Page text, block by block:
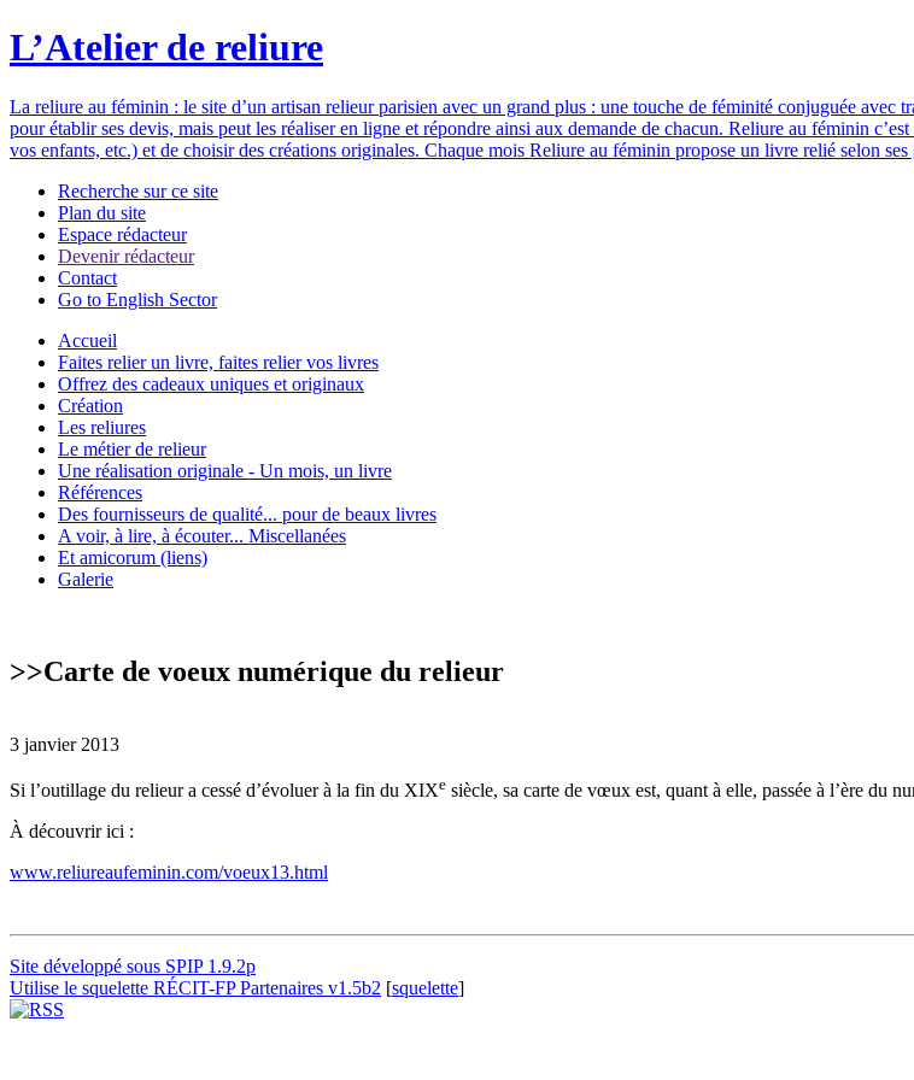
L’Atelier de reliure
La reliure au féminin : le site d’un artisan relieur parisien avec un grand plus : une touche de féminité conjuguée
pour établir ses devis, mais peut les réaliser en ligne et répondre ainsi aux demande de chacun. Reliure au féminin
vos enfants, etc.) et de choisir des créations originales. Chaque mois Reliure au féminin propose un livre relié selon ses
Recherche sur ce site
Plan du site
Espace rédacteur
Devenir rédacteur
Contact
Go to English Sector
Accueil
Faites relier un livre, faites relier vos livres
Offrez des cadeaux uniques et originaux
Création
Les reliures
Le métier de relieur
Une réalisation originale - Un mois, un livre
Références
Des fournisseurs de qualité... pour de beaux livres
A voir, à lire, à écouter... Miscellanées
Et amicorum (liens)
Galerie
>>Carte de voeux numérique du relieur
3 janvier 2013
Si l’outillage du relieur a cessé d’évoluer à la fin du XIXe siècle, sa carte de vœux est, quant à elle, passée à l’ère du
À découvrir ici :
www.reliureaufeminin.com/voeux13.html
Site développé sous SPIP 1.9.2p
Utilise le squelette RÉCIT-FP Partenaires v1.5b2 [squelette]